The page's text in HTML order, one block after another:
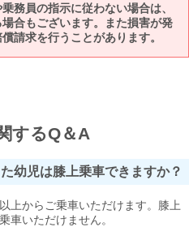
務員の指示に従わない場合は、
合もございます。また損害が発
請求を行うことがあります。
するQ＆A
幼児は膝上乗車できますか？
上からご乗車いただけます。膝上
車いただけません。